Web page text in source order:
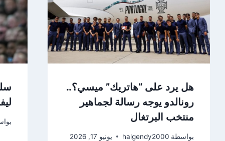
هل يرد على “هاتريك” ميسي؟..
رونالدو يوجه رسالة لجماهير
منتخب البرتغال
بواسطة halgendy2000 يونيو 17, 2026